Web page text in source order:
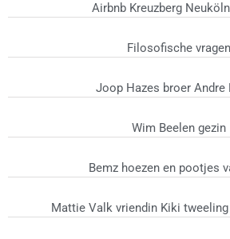
Airbnb Kreuzberg
Filosofische vragen
Joop Hazes broer Andre
Wim Beelen gezin
Bemz hoezen en pootjes
Mattie Valk vriendin Kiki